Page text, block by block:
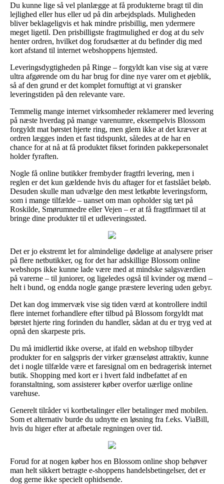
Du kunne lige så vel planlægge at få produkterne bragt til din
lejlighed eller hus eller ud på din arbejdsplads. Muligheden
bliver beklageligvis et hak mindre prisbillig, men ydermere
meget ligetil. Den prisbilligste fragtmulighed er dog at du selv
henter ordren, hvilket dog forudsætter at du befinder dig med
kort afstand til internet webshoppens hjemsted.
Leveringsdygtigheden på Ringe – forgyldt kan vise sig at være
ultra afgørende om du har brug for dine nye varer om et øjeblik,
så af den grund er det komplet fornuftigt at vi gransker
leveringstiden på den relevante vare.
Temmelig mange internet virksomheder reklamerer med levering
på næste hverdag på mange varenumre, eksempelvis Blossom
forgyldt mat børstet hjerte ring, men glem ikke at det kræver at
ordren lægges inden et fast tidspunkt, således at de har en
chance for at nå at få produktet fikset forinden pakkepersonalet
holder fyraften.
Nogle få online butikker frembyder fragtfri levering, men i
reglen er det kun gældende hvis du aftager for et fastslået beløb.
Desuden skulle man udvælge den mest letkøbte leveringsform,
som i mange tilfælde – uanset om man opholder sig tæt på
Roskilde, Smørumnedre eller Vejen – er at få fragtfirmaet til at
bringe dine produkter til et udleveringssted.
Det er jo ekstremt let for almindelige dødelige at analysere priser
på flere netbutikker, og for det har adskillige Blossom online
webshops ikke kunne lade være med at mindske salgsværdien
på varerne – til juniorer, og ligeledes også til kvinder og mænd –
helt i bund, og endda nogle gange præstere levering uden gebyr.
Det kan dog immervæk vise sig tiden værd at kontrollere indtil
flere internet forhandlere efter tilbud på Blossom forgyldt mat
børstet hjerte ring forinden du handler, sådan at du er tryg ved at
opnå den skarpeste pris.
Du må imidlertid ikke overse, at ifald en webshop tilbyder
produkter for en salgspris der virker grænseløst attraktiv, kunne
det i nogle tilfælde være et faresignal om en bedragerisk internet
butik. Shopping med kort er i hvert fald indbefattet af en
foranstaltning, som assisterer køber overfor uærlige online
varehuse.
Generelt tilråder vi kortbetalinger eller betalinger med mobilen.
Som et alternativ burde du udnytte en løsning fra f.eks. ViaBill,
hvis du higer efter at afbetale regningen over tid.
Forud for at nogen køber hos en Blossom online shop behøver
man helt sikkert betragte e-shoppens handelsbetingelser, det er
dog gerne ikke specielt ophidsende.